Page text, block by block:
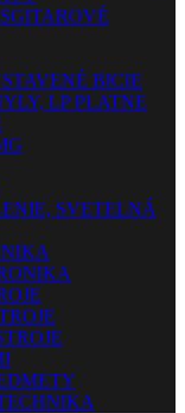
BICIE
LP PLATNE
SVETELNÁ